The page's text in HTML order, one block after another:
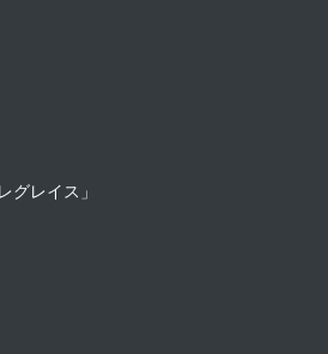
グレイス」